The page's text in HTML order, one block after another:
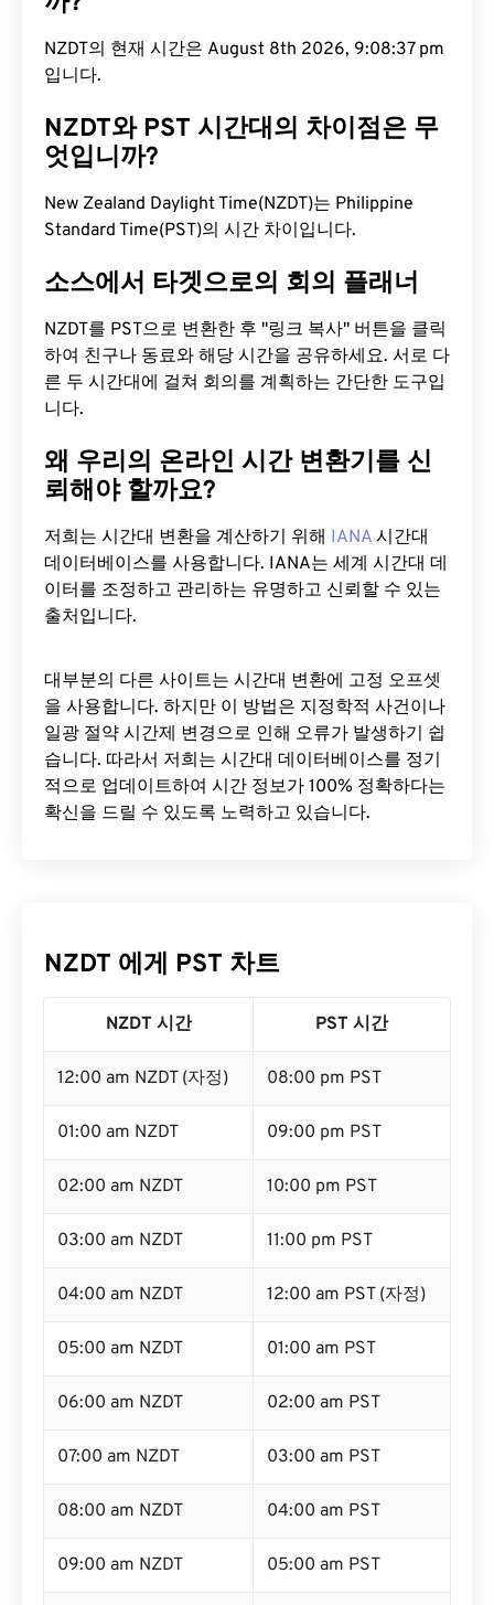
NZDT의 현재 시간은 August 8th 2026, 9:08:38 pm
입니다.
NZDT와 PST 시간대의 차이점은 무
엇입니까?
New Zealand Daylight Time(NZDT)는 Philippine
Standard Time(PST)의 시간 차이입니다.
소스에서 타겟으로의 회의 플래너
NZDT를 PST으로 변환한 후 "링크 복사" 버튼을 클릭
하여 친구나 동료와 해당 시간을 공유하세요. 서로 다
른 두 시간대에 걸쳐 회의를 계획하는 간단한 도구입
니다.
왜 우리의 온라인 시간 변환기를 신
뢰해야 할까요?
저희는 시간대 변환을 계산하기 위해 IANA 시간대
데이터베이스를 사용합니다. IANA는 세계 시간대 데
이터를 조정하고 관리하는 유명하고 신뢰할 수 있는
출처입니다.
대부분의 다른 사이트는 시간대 변환에 ​​고정 오프셋
을 사용합니다. 하지만 이 방법은 지정학적 사건이나
일광 절약 시간제 변경으로 인해 오류가 발생하기 쉽
습니다. 따라서 저희는 시간대 데이터베이스를 정기
적으로 업데이트하여 시간 정보가 100% 정확하다는
확신을 드릴 수 있도록 노력하고 있습니다.
NZDT 에게 PST 차트
NZDT 시간 PST 시간
12:00 am NZDT (자정) 08:00 pm PST
01:00 am NZDT 09:00 pm PST
02:00 am NZDT 10:00 pm PST
03:00 am NZDT 11:00 pm PST
04:00 am NZDT 12:00 am PST (자정)
05:00 am NZDT 01:00 am PST
06:00 am NZDT 02:00 am PST
07:00 am NZDT 03:00 am PST
08:00 am NZDT 04:00 am PST
09:00 am NZDT 05:00 am PST